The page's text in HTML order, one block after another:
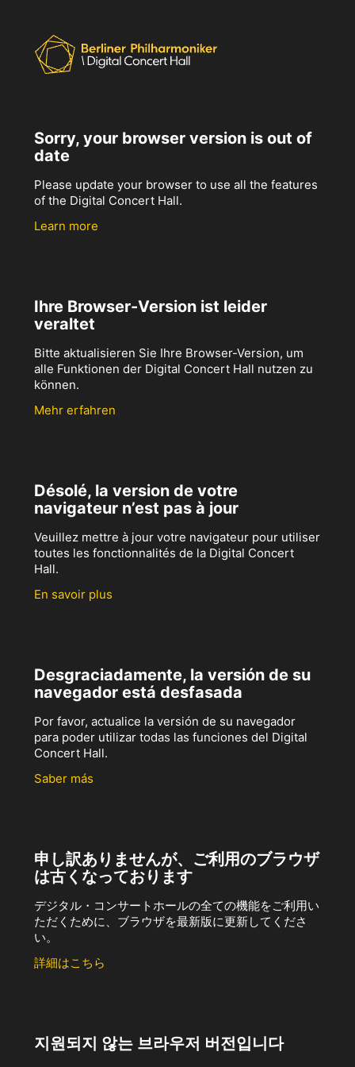
Sorry, your browser version is out of
date
Please update your browser to use all the features
of the Digital Concert Hall.
Learn more
Ihre Browser-Version ist leider
veraltet
Bitte aktualisieren Sie Ihre Browser-Version, um
alle Funktionen der Digital Concert Hall nutzen zu
können.
Mehr erfahren
Désolé, la version de votre
navigateur n’est pas à jour
Veuillez mettre à jour votre navigateur pour utiliser
toutes les fonctionnalités de la Digital Concert
Hall.
En savoir plus
Desgraciadamente, la versión de su
navegador está desfasada
Por favor, actualice la versión de su navegador
para poder utilizar todas las funciones del Digital
Concert Hall.
Saber más
申し訳ありませんが、ご利用のブラウザ
は古くなっております
デジタル・コンサートホールの全ての機能をご利用い
ただくために、ブラウザを最新版に更新してくださ
い。
詳細はこちら
지원되지 않는 브라우저 버전입니다